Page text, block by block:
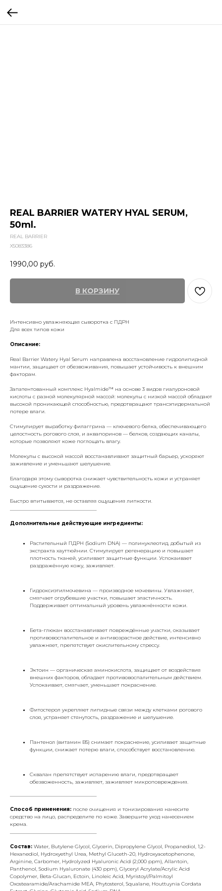
REAL BARRIER WATERY HYAL SERUM,
50ml.
REAL BARRIER
X5083386
1990,00 руб.
В КОРЗИНУ
Интенсивно увлажняющая сыворотка с ПДРН
Для всех типов кожи
Описание:
Real Barrier Watery Hyal Serum направлена восстановление гидролипидной
мантии, защищает от обезвоживания, повышает устойчивость к внешним
факторам.
Запатентованный комплекс Hyalmide™ на основе 3 видов гиалуроновой
кислоты с разной молекулярной массой: молекулы с низкой массой обладают
высокой проникающей способностью, предотвращают трансэпидермальной
потере влаги.
Стимулирует выработку филаггрина — ключевого белка, обеспечивающего
целостность рогового слоя, и аквапоринов — белков, создающих каналы,
которые позволяют коже поглощать влагу.
Молекулы с высокой массой восстанавливают защитный барьер, ускоряют
заживление и уменьшают шелушение.
Благодаря этому сыворотка снижает чувствительность кожи и устраняет
ощущение сухости и раздражение.
Быстро впитывается, не оставляя ощущения липкости.
Дополнительные действующие ингредиенты:
Растительный ПДРН (Sodium DNA) — полинуклеотид, добытый из
экстракта хауттюйнии. Стимулирует регенерацию и повышает
плотность тканей, усиливает защитные функции. Успокаивает
раздражённую кожу, заживляет.
Гидроксиэтилмочевина — производное мочевины. Увлажняет,
смягчает огрубевшие участки, повышает эластичность.
Поддерживает оптимальный уровень увлажнённости кожи.
Бета-глюкан восстанавливает повреждённые участки, оказывает
противовоспалительное и антивозрастное действие, интенсивно
увлажняет, препятствует окислительному стрессу.
Эктоин — органическая аминокислота, защищает от воздействия
внешних факторов, обладает противовоспалительным действием.
Успокаивает, смягчает, уменьшает покраснение.
Фитостерол укрепляет липидные связи между клетками рогового
слоя, устраняет стянутость, раздражение и шелушение.
Пантенол (витамин B5) снимает покраснение, усиливает защитные
функции, снижает потерю влаги, способствует восстановлению.
Сквалан препятствует испарению влаги, предотвращает
обезвоженность, заживляет, заживляет микроповреждения.
Способ применения: после очищения и тонизирования нанесите
средство на лицо, распределите по коже. Завершите уход нанесением
крема.
Состав: Water, Butylene Glycol, Glycerin, Dipropylene Glycol, Propanediol, 1,2-
Hexanediol, Hydroxyethyl Urea, Methyl Gluceth-20, Hydroxyacetophenone,
Arginine, Carbomer, Hydrolyzed Hyaluronic Acid (2,000 ppm), Allantoin,
Panthenol, Sodium Hyaluronate (430 ppm), Glyceryl Acrylate/Acrylic Acid
Copolymer, Beta-Glucan, Ectoin, Linoleic Acid, Myristoyl/Palmitoyl
Oxostearamide/Arachamide MEA, Phytosterol, Squalane, Houttuynia Cordata